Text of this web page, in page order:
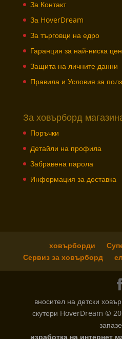
За Контакт
За HoverDream
За търговци на едро
Гаранция за най-ниска
Защита на личните данни
Правила и Условия за
За ховърборд
Поръчки
Детайли на профила
Забравена парола
Информация за доставка
ховърборди
Сервиз за ховърборд
вносител на детски
скутери HoverDream ©
изработка на интернет